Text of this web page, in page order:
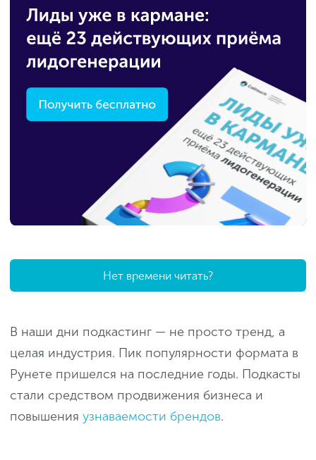
Нет времени читать?
В наши дни подкастинг — не просто тренд, а
целая индустрия. Пик популярности формата в
Рунете пришелся на последние годы. Подкасты
стали средством продвижения бизнеса и
повышения узнаваемости брендов.